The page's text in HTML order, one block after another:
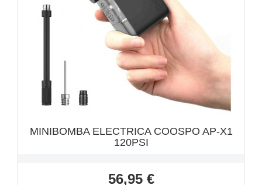
MINIBOMBA ELECTRICA COOSPO AP-X1
120PSI
Precio
56,95 €
VISTA RÁPIDA